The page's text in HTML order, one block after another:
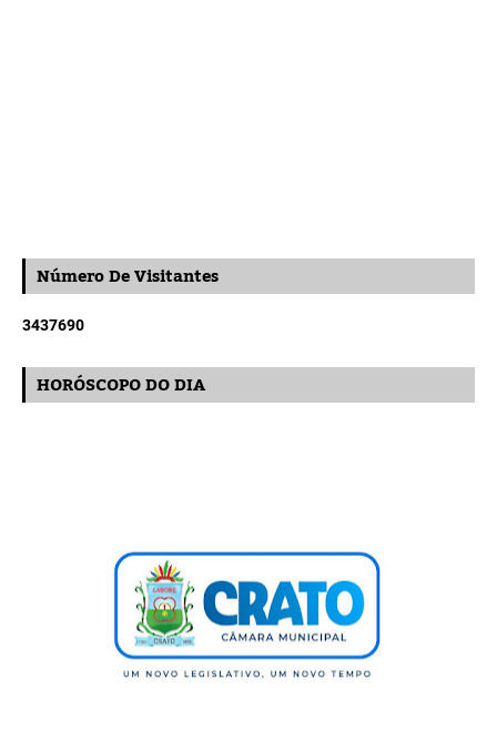
Número De Visitantes
3437690
HORÓSCOPO DO DIA